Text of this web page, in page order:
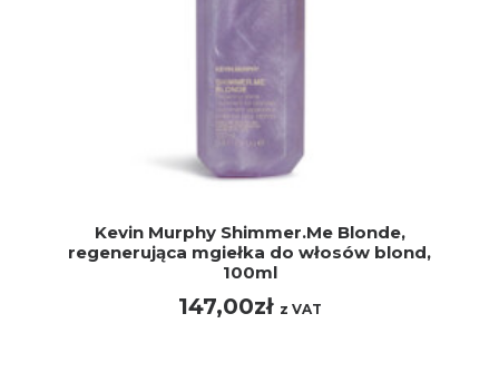
DODAJ DO KOSZYKA
Kevin Murphy Shimmer.Me Blonde,
regenerująca mgiełka do włosów blond,
100ml
147,00zł z VAT